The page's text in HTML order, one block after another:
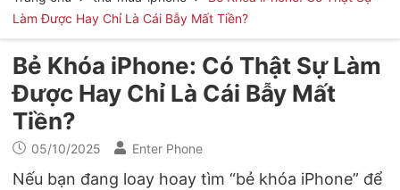
Làm Được Hay Chỉ Là Cái Bẫy Mất Tiền?
Bẻ Khóa iPhone: Có Thật Sự Làm
Được Hay Chỉ Là Cái Bẫy Mất
Tiền?
05/10/2025 Enter Phone
Nếu bạn đang loay hoay tìm “bẻ khóa iPhone” để